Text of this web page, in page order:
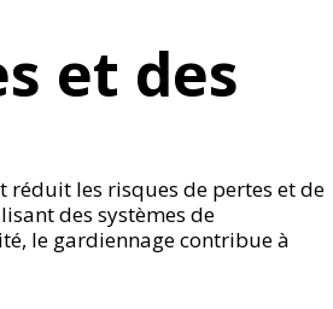
et des
réduit les risques de pertes et de
des systèmes de
le gardiennage contribue à